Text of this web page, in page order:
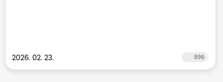
2026. 02. 23. 896